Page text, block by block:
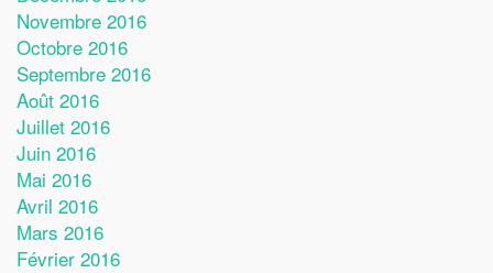
Novembre 2016
Octobre 2016
Septembre 2016
Août 2016
Juillet 2016
Juin 2016
Mai 2016
Avril 2016
Mars 2016
Février 2016